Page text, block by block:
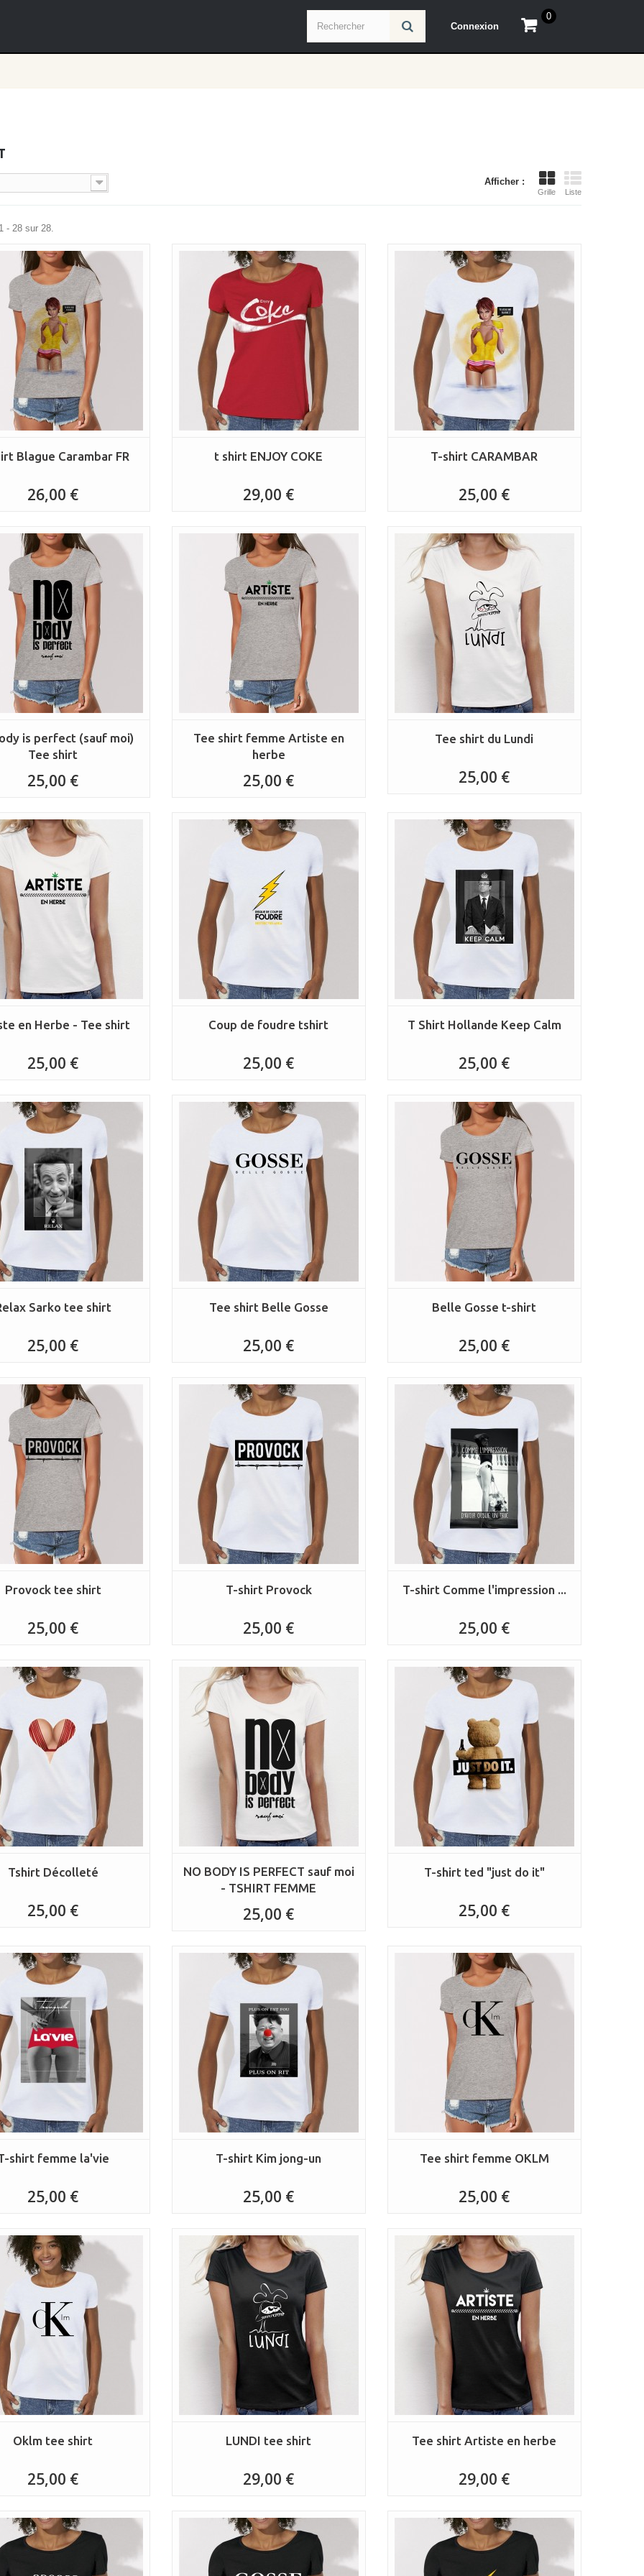
0
Connexion
Afficher :
Grille Liste
- 28 sur 28.
Blague Carambar FR
26,00 €
t shirt ENJOY COKE
29,00 €
T-shirt CARAMBAR
25,00 €
is perfect (sauf moi)
Tee shirt
25,00 €
Tee shirt femme Artiste en
herbe
25,00 €
Tee shirt du Lundi
25,00 €
en Herbe - Tee shirt
25,00 €
Coup de foudre tshirt
25,00 €
T Shirt Hollande Keep Calm
25,00 €
Sarko tee shirt
25,00 €
Tee shirt Belle Gosse
25,00 €
Belle Gosse t-shirt
25,00 €
Provock tee shirt
25,00 €
T-shirt Provock
25,00 €
T-shirt Comme l'impression ...
25,00 €
Tshirt Décolleté
25,00 €
NO BODY IS PERFECT sauf moi
- TSHIRT FEMME
25,00 €
T-shirt ted "just do it"
25,00 €
shirt femme la'vie
25,00 €
T-shirt Kim jong-un
25,00 €
Tee shirt femme OKLM
25,00 €
Oklm tee shirt
25,00 €
LUNDI tee shirt
29,00 €
Tee shirt Artiste en herbe
29,00 €